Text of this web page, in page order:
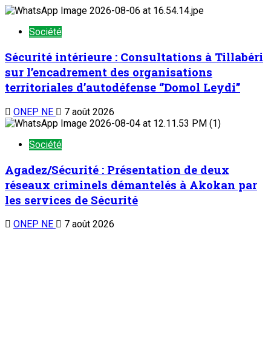
Société
Sécurité intérieure : Consultations à Tillabéri
sur l’encadrement des organisations
territoriales d’autodéfense ‘’Domol Leydi’’
ONEP NE 7 août 2026
Société
Agadez/Sécurité : Présentation de deux
réseaux criminels démantelés à Akokan par
les services de Sécurité
ONEP NE 7 août 2026